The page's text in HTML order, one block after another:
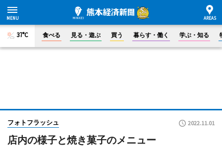
37°C 食べる 見る・遊ぶ 買う 暮らす・働く 学ぶ・知る
フォトフラッシュ 2022.11.01
店内の様子と焼き菓子のメニュー